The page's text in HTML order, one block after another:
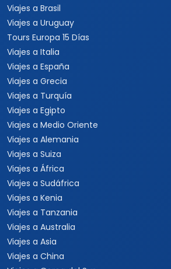
Viajes a Brasil
Viajes a Uruguay
Tours Europa 15 Días
Viajes a Italia
Viajes a España
Viajes a Grecia
Viajes a Turquía
Viajes a Egipto
Viajes a Medio Oriente
Viajes a Alemania
Viajes a Suiza
Viajes a África
Viajes a Sudáfrica
Viajes a Kenia
Viajes a Tanzania
Viajes a Australia
Viajes a Asia
Viajes a China